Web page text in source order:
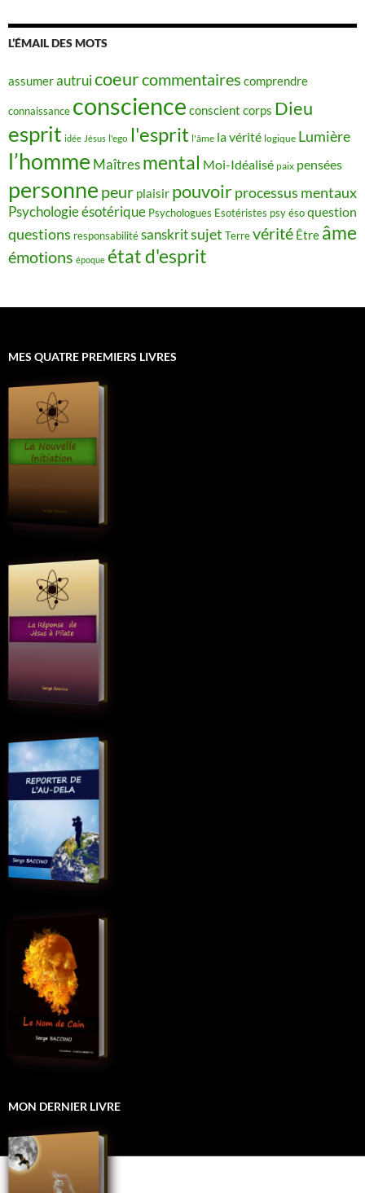
L’ÉMAIL DES MOTS
assumerautruicoeurcommentaires comprendre
connaissance conscience conscient corps Dieu
esprit idée Jésus l'ego l'esprit l'âme la vérité logique Lumière
l’homme Maîtres mental Moi-Idéalisé paix pensées
personne peur plaisir pouvoirprocessus mentaux
Psychologie ésotérique Psychologues Esotéristes psy ésoquestion
questions responsabilitésanskritsujet Terrevérité Être âme
émotions époque état d'esprit
MES QUATRE PREMIERS LIVRES
MON DERNIER LIVRE